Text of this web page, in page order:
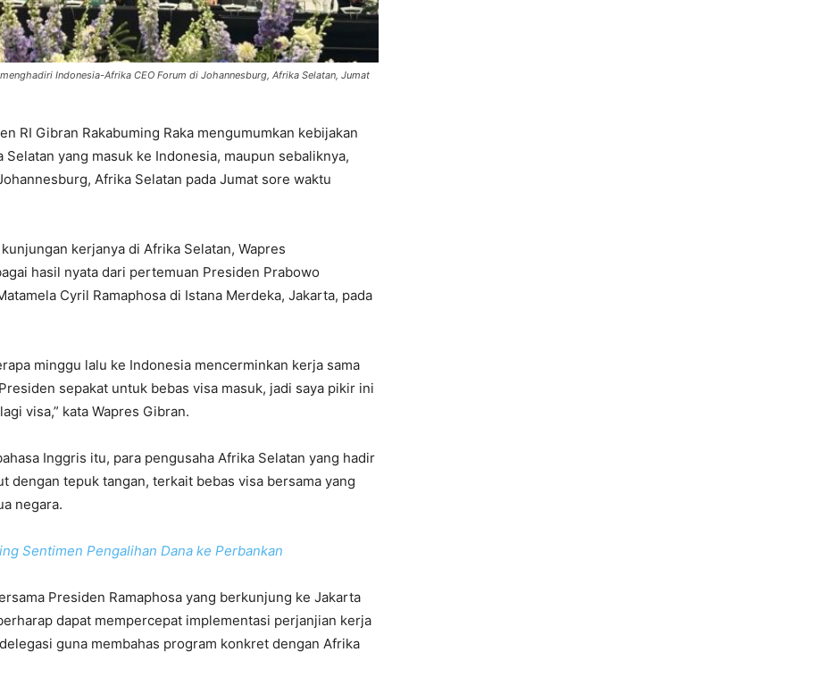
Indonesia-Afrika CEO Forum di Johannesburg, Afrika Selatan, Jumat
RI Gibran Rakabuming Raka mengumumkan kebijakan
yang masuk ke Indonesia, maupun sebaliknya,
Afrika Selatan pada Jumat sore waktu
kerjanya di Afrika Selatan, Wapres
hasil nyata dari pertemuan Presiden Prabowo
Cyril Ramaphosa di Istana Merdeka, Jakarta, pada
minggu lalu ke Indonesia mencerminkan kerja sama
sepakat untuk bebas visa masuk, jadi saya pikir ini
visa,” kata Wapres Gibran.
Inggris itu, para pengusaha Afrika Selatan yang hadir
dengan tepuk tangan, terkait bebas visa bersama yang
negara.
Sentimen Pengalihan Dana ke Perbankan
Presiden Ramaphosa yang berkunjung ke Jakarta
dapat mempercepat implementasi perjanjian kerja
guna membahas program konkret dengan Afrika